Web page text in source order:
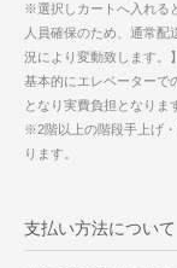
※選択しカートへ入れる
人員確保のため、通常
況により変動致します。】
基本的にエレベーターで
となり実費負担となりま
※2階以上の階段手上げ
ります。
支払い方法について